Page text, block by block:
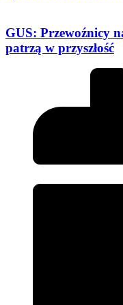
GUS: Przewoźnicy
patrzą w przyszłość